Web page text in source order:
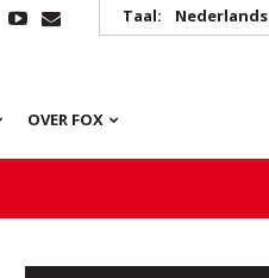
Taal: Nederlands
OVER FOX